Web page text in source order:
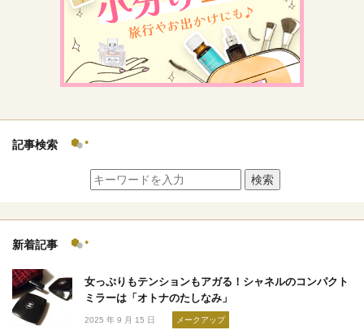
記事検索
検索
新着記事
女っぷりもテンションもアガる！シャネルのコンパクト
ミラーは「オトナのたしなみ」
2025 年 9 月 15 日 メークアップ